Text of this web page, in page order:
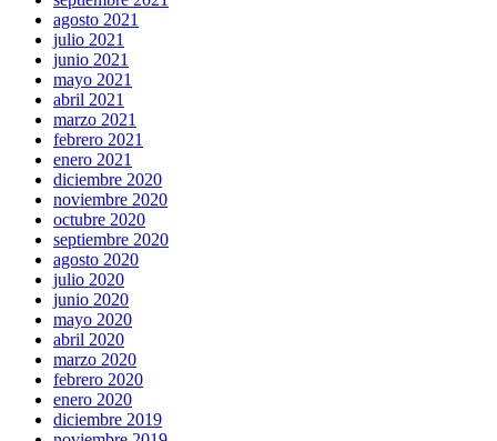
agosto 2021
julio 2021
junio 2021
mayo 2021
abril 2021
marzo 2021
febrero 2021
enero 2021
diciembre 2020
noviembre 2020
octubre 2020
septiembre 2020
agosto 2020
julio 2020
junio 2020
mayo 2020
abril 2020
marzo 2020
febrero 2020
enero 2020
diciembre 2019